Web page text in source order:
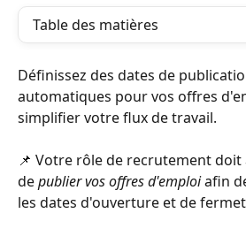
Table des matières
Définissez des dates de
automatiques pour vos offres
simplifier votre flux de travail.
📌 Votre rôle de recrutement
de publier vos offres d'emploi afin
les dates d'ouverture et de